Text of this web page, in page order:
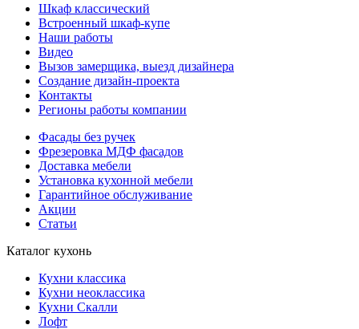
Шкаф классический
Встроенный шкаф-купе
Наши работы
Видео
Вызов замерщика, выезд дизайнера
Создание дизайн-проекта
Контакты
Регионы работы компании
Фасады без ручек
Фрезеровка МДФ фасадов
Доставка мебели
Установка кухонной мебели
Гарантийное обслуживание
Акции
Статьи
Каталог кухонь
Кухни классика
Кухни неоклассика
Кухни Скалли
Лофт